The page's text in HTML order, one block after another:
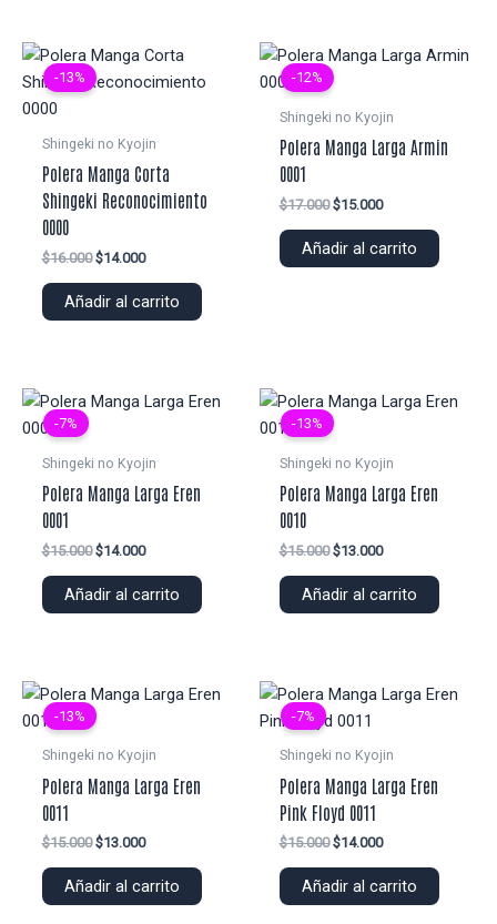
-13%
Shingeki no Kyojin
Polera Manga Corta
Shingeki Reconocimiento
0000
$16.000 El
original
$14.000El
actual
Añadir al carrito
-12%
Shingeki no Kyojin
Polera Manga Larga Armin
0001
$17.000 El
original
$15.000El
actual
Añadir al carrito
-7%
Shingeki no Kyojin
Polera Manga Larga Eren
0001
$15.000 El
original
era:
$14.000El
actual
es:
Añadir al carrito
-13%
Shingeki no Kyojin
Polera Manga Larga Eren
0010
$15.000 El
original
era:
$13.000El
actual
es:
Añadir al carrito
-13%
Shingeki no Kyojin
Polera Manga Larga Eren
0011
$15.000 El
original
$13.000El
actual
Añadir al carrito
-7%
Shingeki no Kyojin
Polera Manga Larga Eren
Pink Floyd 0011
$15.000 El
original
$14.000El
actual
Añadir al carrito